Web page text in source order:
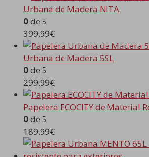
Urbana de Madera NITA
0de 5
399,99€
Urbana de Madera 55L
0de 5
299,99€
Papelera ECOCITY de Material
0de 5
189,99€